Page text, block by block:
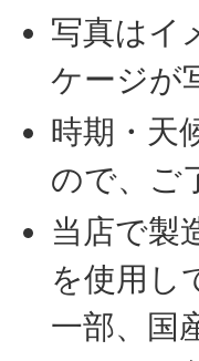
写真はイ
ケージが
時期・天
ので、ご
当店で製
を使用し
一部、国